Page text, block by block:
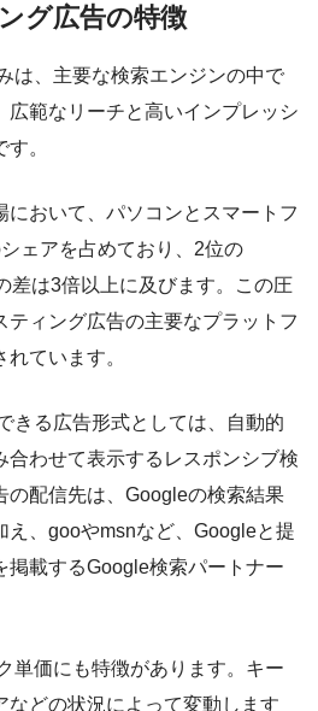
グ広告の特徴
は、主要な検索エンジンの中で
広範なリーチと高いインプレッシ
。
において、パソコンとスマートフ
ェアを占めており、2位の
差は3倍以上に及びます。この圧
ティング広告の主要なプラットフ
ています。
きる広告形式としては、自動的
合わせて表示するレスポンシブ検
の配信先は、Googleの検索結果
え、gooやmsnなど、Googleと提
掲載するGoogle検索パートナー
単価にも特徴があります。キー
などの状況によって変動します